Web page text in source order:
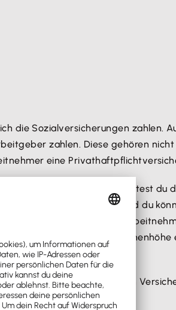
die Sozialversicherungen zahlen.
zahlen. Diese gehören
eine
an. Grundsätzlich solltest du
vor Gericht enden und du
Wenn ein
schnell Kosten in
Die besteht aus mehreren